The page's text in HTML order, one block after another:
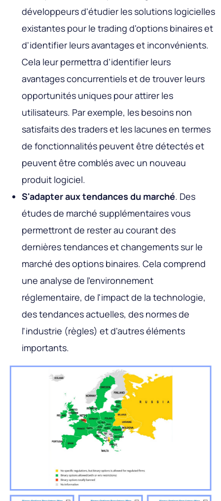
développeurs d'étudier les solutions logicielles
existantes pour le trading d'options binaires et
d'identifier leurs avantages et inconvénients.
Cela leur permettra d’identifier leurs
avantages concurrentiels et de trouver leurs
opportunités uniques pour attirer les
utilisateurs. Par exemple, les besoins non
satisfaits des traders et les lacunes en termes
de fonctionnalités peuvent être détectés et
peuvent être comblés avec un nouveau
produit logiciel.
S'adapter aux tendances du marché. Des
études de marché supplémentaires vous
permettront de rester au courant des
dernières tendances et changements sur le
marché des options binaires. Cela comprend
une analyse de l'environnement
réglementaire, de l'impact de la technologie,
des tendances actuelles, des normes de
l'industrie (règles) et d'autres éléments
importants.